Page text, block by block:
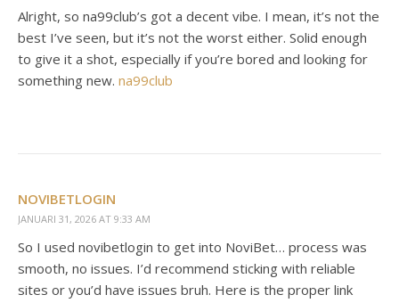
Alright, so na99club’s got a decent vibe. I mean, it’s not the
best I’ve seen, but it’s not the worst either. Solid enough
to give it a shot, especially if you’re bored and looking for
something new. na99club
NOVIBETLOGIN
JANUARI 31, 2026 AT 9:33 AM
So I used novibetlogin to get into NoviBet… process was
smooth, no issues. I’d recommend sticking with reliable
sites or you’d have issues bruh. Here is the proper link